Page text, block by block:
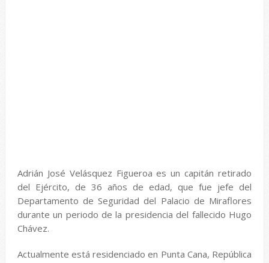
Adrián José Velásquez Figueroa es un capitán retirado
del Ejército, de 36 años de edad, que fue jefe del
Departamento de Seguridad del Palacio de Miraflores
durante un periodo de la presidencia del fallecido Hugo
Chávez.
Actualmente está residenciado en Punta Cana, República